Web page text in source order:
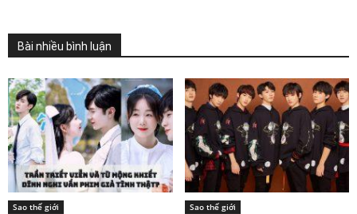
Bài nhiều bình luận
Sao thế giới Sao thế giới